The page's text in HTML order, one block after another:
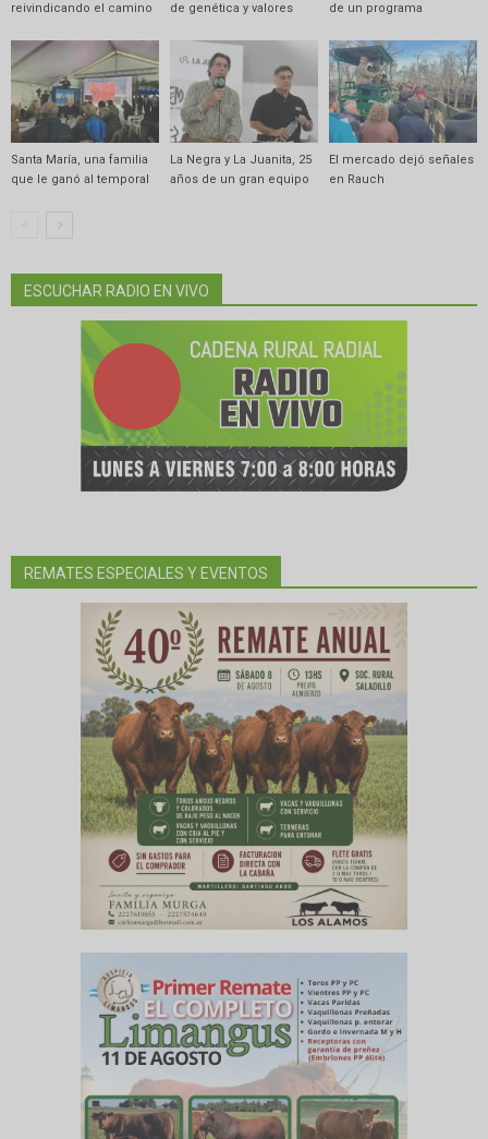
reivindicando el camino
de genética y valores
de un programa
Santa María, una familia
que le ganó al temporal
La Negra y La Juanita, 25
años de un gran equipo
El mercado dejó señales
en Rauch
ESCUCHAR RADIO EN VIVO
REMATES ESPECIALES Y EVENTOS